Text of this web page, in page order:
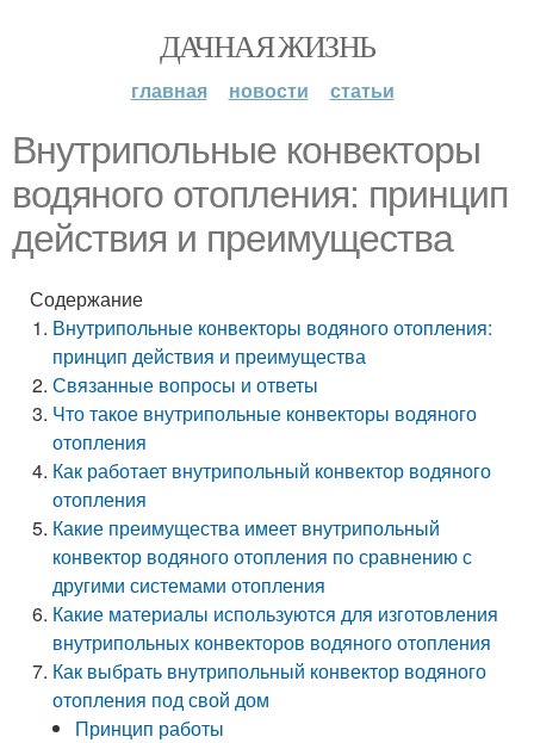
ДАЧНАЯ ЖИЗНЬ
главная новости статьи
Внутрипольные конвекторы
водяного отопления: принцип
действия и преимущества
Содержание
Внутрипольные конвекторы водяного отопления:
принцип действия и преимущества
Связанные вопросы и ответы
Что такое внутрипольные конвекторы водяного
отопления
Как работает внутрипольный конвектор водяного
отопления
Какие преимущества имеет внутрипольный
конвектор водяного отопления по сравнению с
другими системами отопления
Какие материалы используются для изготовления
внутрипольных конвекторов водяного отопления
Как выбрать внутрипольный конвектор водяного
отопления под свой дом
Принцип работы